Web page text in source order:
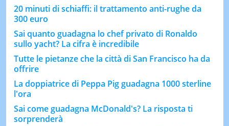
20 minuti di schiaffi: il trattamento anti-rughe da
300 euro
Sai quanto guadagna lo chef privato di Ronaldo
sullo yacht? La cifra è incredibile
Tutte le pietanze che la città di San Francisco ha da
offrire
La doppiatrice di Peppa Pig guadagna 1000 sterline
l'ora
Sai come guadagna McDonald's? La risposta ti
sorprenderà